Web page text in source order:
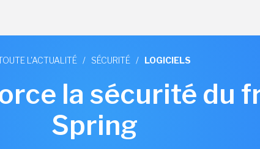
L'ACTUALITÉ / SÉCURITÉ / LOGICIELS
la sécurité du
Spring